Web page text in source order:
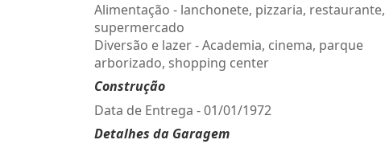
Alimentação - lanchonete, pizzaria, restaurante,
supermercado
Diversão e lazer - Academia, cinema, parque
arborizado, shopping center
Construção
Data de Entrega - 01/01/1972
Detalhes da Garagem